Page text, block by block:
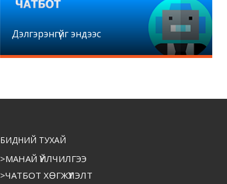
Дэлгэрэнгүйг эндээс
БИДНИЙ ТУХАЙ
>МАНАЙ ҮЙЛЧИЛГЭЭ
>ЧАТБОТ ХӨГЖҮҮЛЭЛТ